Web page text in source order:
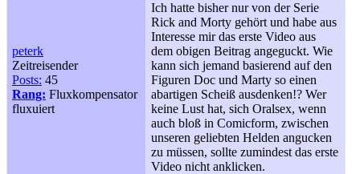
peterk
Zeitreisender
Posts: 45
Rang: Fluxkompensator
fluxuiert
Ich hatte bisher nur von der Serie
Rick and Morty gehört und habe aus
Interesse mir das erste Video aus
dem obigen Beitrag angeguckt. Wie
kann sich jemand basierend auf den
Figuren Doc und Marty so einen
abartigen Scheiß ausdenken!? Wer
keine Lust hat, sich Oralsex, wenn
auch bloß in Comicform, zwischen
unseren geliebten Helden angucken
zu müssen, sollte zumindest das erste
Video nicht anklicken.